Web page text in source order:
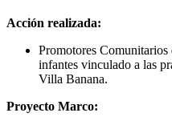
Acción realizada:
Promotores Comunitarios
infantes vinculado a las
Villa Banana.
Proyecto Marco: